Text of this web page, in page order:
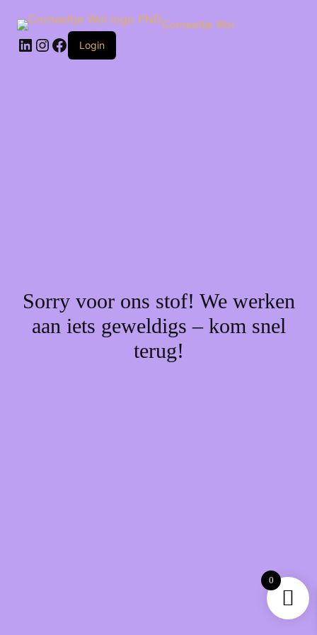
naar
inhoud
Corneeltje Wol
LinkedIn
Instagram
Facebook
Login
Sorry voor ons stof! We werken
aan iets geweldigs – kom snel
terug!
0